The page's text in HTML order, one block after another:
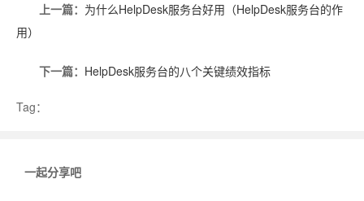
上一篇： 为什么HelpDesk服务台好用（HelpDesk服务台的作
用）
下一篇： HelpDesk服务台的八个关键绩效指标
Tag：
一起分享吧